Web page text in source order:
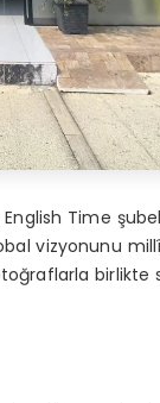
English Time
vizyonunu